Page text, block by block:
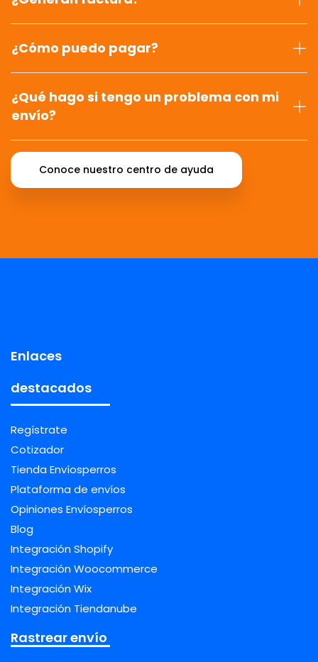
¿Cómo puedo pagar?
¿Qué hago si tengo un problema con mi
envío?
Conoce nuestro centro de ayuda
Enlaces
destacados
Regístrate
Cotizador
Tienda Envíosperros
Plataforma de envíos
Opiniones Envíosperros
Blog
Integración Shopify
Integración Woocommerce
Integración Wix
Integración Tiendanube
Rastrear envío